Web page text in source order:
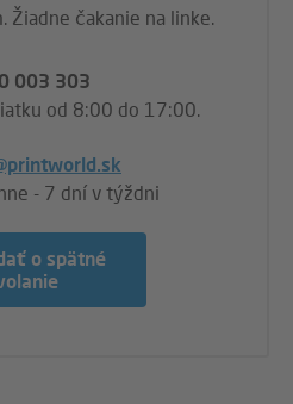
Žiadne čakanie na linke.
003 303
od 8:00 do 17:00.
- 7 dní v týždni
o spätné